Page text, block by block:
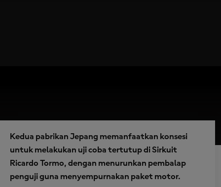
Kedua pabrikan Jepang memanfaatkan konsesi
untuk melakukan uji coba tertutup di Sirkuit
Ricardo Tormo, dengan menurunkan pembalap
penguji guna menyempurnakan paket motor.